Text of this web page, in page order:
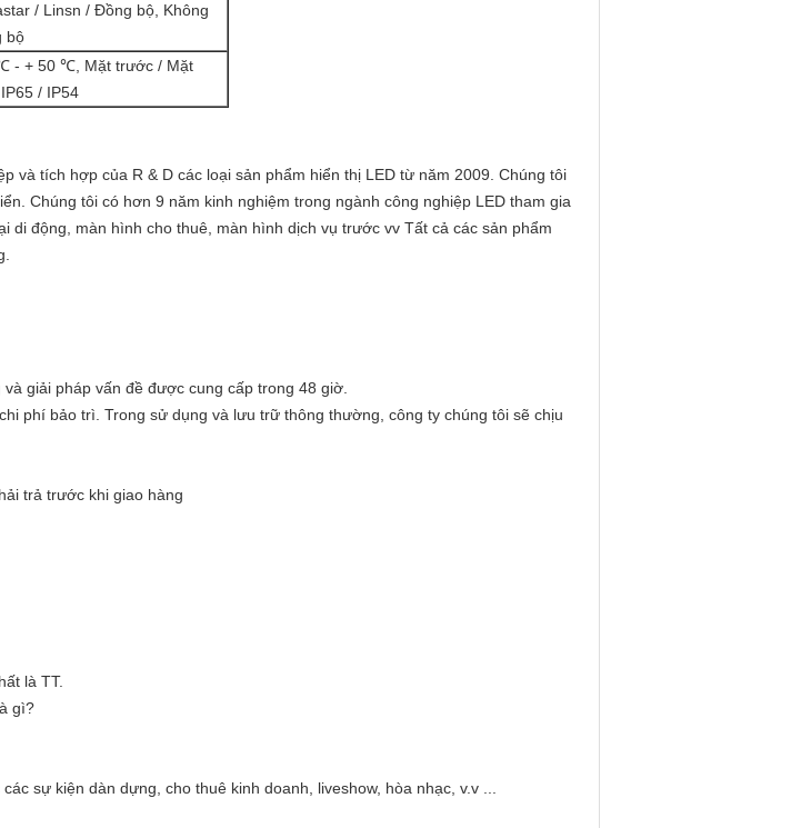
/ Linsn / Đồng bộ, Không
bộ
- + 50 ℃, Mặt trước / Mặt
/ IP54
và tích hợp của R & D các loại sản phẩm hiển thị LED từ năm 2009. Chúng tôi
Chúng tôi có hơn 9 năm kinh nghiệm trong ngành công nghiệp LED tham gia
động, màn hình cho thuê, màn hình dịch vụ trước vv Tất cả các sản phẩm
giải pháp vấn đề được cung cấp trong 48 giờ.
phí bảo trì. Trong sử dụng và lưu trữ thông thường, công ty chúng tôi sẽ chịu
trả trước khi giao hàng
là TT.
gì?
sự kiện dàn dựng, cho thuê kinh doanh, liveshow, hòa nhạc, v.v ...